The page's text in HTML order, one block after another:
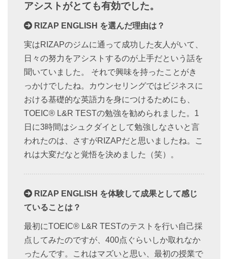
アシストがとても有効でした。
RIZAP ENGLISH を選んだ理由は？
実はRIZAPのジムに通って成功した友人がいて、
日々の努力をアシストするのが上手だという話を
聞いていました。 それで興味を持ったことがき
っかけでしたね。カウンセリングではビジネスに
おける基礎的な英語力を身につけるためにも、
TOEIC® L&R TESTの勉強を勧められました。1
日に3時間はシュクダイとして勉強しなさいと言
われたのは、さすがRIZAPだと思いましたね。こ
れは大変だなと覚悟を決めました（笑）。
RIZAP ENGLISH を体験して成果として感じ
ていることは？
最初にTOEIC® L&R TESTのテストを行い自己採
点してみたのですが、400点ぐらいしか取れなか
ったんです。これはマズいと思い、最初の授業で